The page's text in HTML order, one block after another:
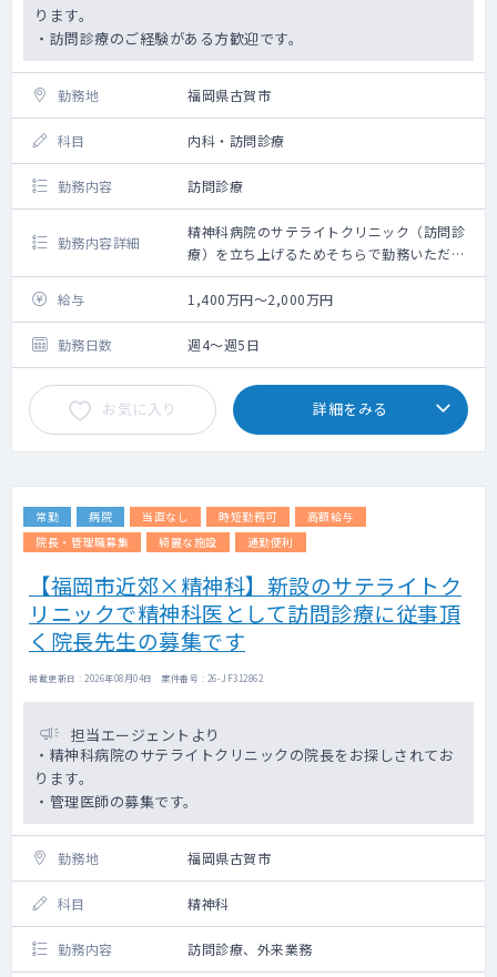
ります。
・訪問診療のご経験がある方歓迎です。
勤務地 福岡県古賀市
科目 内科・訪問診療
勤務内容 訪問診療
勤務内容詳細
精神科病院のサテライトクリニック（訪問診
療）を立ち上げるためそちらで勤務いただけ
る方を探しております。
給与
1,400万円～2,000万円
勤務日数 週4～週5日
お気に入り 詳細をみる
常勤 病院 当直なし 時短勤務可
高額給与
院長・管理職募集
綺麗な施設 通勤便利
【福岡市近郊×精神科】新設のサテライトク
リニックで精神科医として訪問診療に従事頂
く院長先生の募集です
掲載更新日 : 2026年08月04日 案件番号 : 26-JF312862
担当エージェントより
・精神科病院のサテライトクリニックの院長をお探しされてお
ります。
・管理医師の募集です。
勤務地 福岡県古賀市
科目 精神科
勤務内容 訪問診療、外来業務